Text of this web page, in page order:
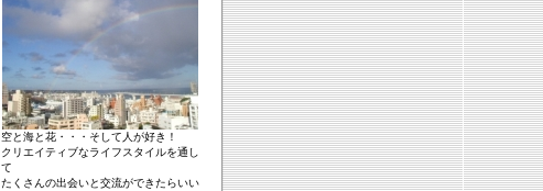
空と海と花・・・そして人が好き！
クリエイティブなライフスタイルを通し
て
たくさんの出会いと交流ができたらいい